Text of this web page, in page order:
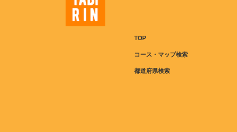
TOP
コース・マップ検索
都道府県検索